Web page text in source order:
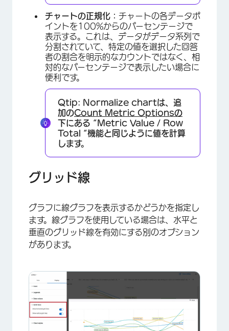
×
チャートの正規化： チャートの各データポ
イントを100%からのパーセンテージで
表示する。これは、データがデータ系列で
分割されていて、特定の値を選択した回答
者の割合を明示的なカウントではなく、相
対的なパーセンテージで表示したい場合に
便利です。
Qtip: Normalize chartは、追
加のCount Metric Optionsの
下にある “Metric Value / Row
Total “機能と同じように値を計算
します。
グリッド線
グラフに線グラフを表示するかどうかを指定し
ます。線グラフを使用している場合は、水平と
垂直のグリッド線を有効にする別のオプション
があります。